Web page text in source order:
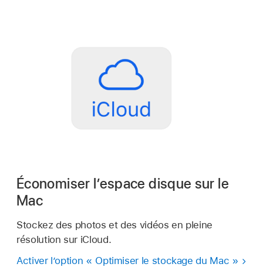
Économiser l’espace disque sur le
Mac
Stockez des photos et des vidéos en pleine
résolution sur iCloud.
Activer l’option « Optimiser le stockage du Mac »